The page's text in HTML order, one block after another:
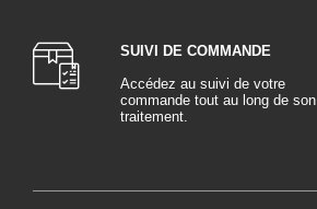
SUIVI DE COMMANDE
Accédez au suivi de votre
commande tout au long de son
traitement.